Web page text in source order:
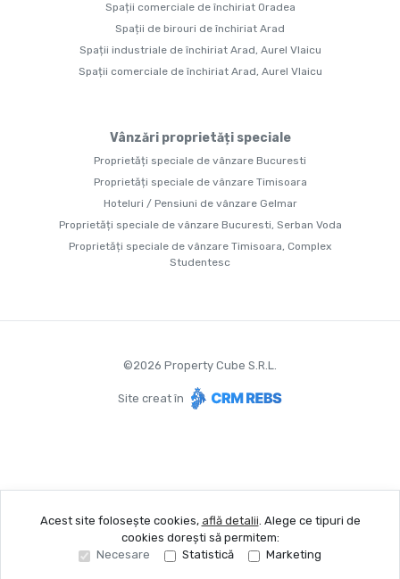
Spații comerciale de închiriat Oradea
Spații de birouri de închiriat Arad
Spații industriale de închiriat Arad, Aurel Vlaicu
Spații comerciale de închiriat Arad, Aurel Vlaicu
Vânzări proprietăți speciale
Proprietăți speciale de vânzare Bucuresti
Proprietăți speciale de vânzare Timisoara
Hoteluri / Pensiuni de vânzare Gelmar
Proprietăți speciale de vânzare Bucuresti, Serban Voda
Proprietăți speciale de vânzare Timisoara, Complex
Studentesc
©2026 Property Cube S.R.L.
Site creat în
Acest site folosește cookies, află detalii. Alege ce tipuri de
cookies dorești să permitem:
Necesare
Statistică Marketing